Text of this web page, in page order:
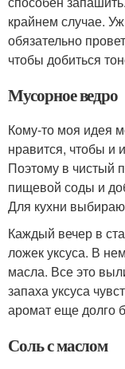
крайнем случае.
обязательно
чтобы добиться
Мусорное ведро
Кому-то моя идея
нравится, чтобы и
Поэтому в чистый
пищевой соды и
Для кухни
Каждый вечер в
ложек уксуса. В
масла. Все это
запаха уксуса
аромат еще долго
Соль с маслом